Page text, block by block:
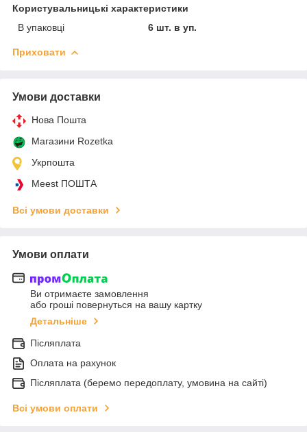
Користувальницькі характеристики
В упаковці
6 шт. в уп.
Приховати
Умови доставки
Нова Пошта
Магазини Rozetka
Укрпошта
Meest ПОШТА
Всі умови доставки
Умови оплати
Ви отримаєте замовлення
або гроші повернуться на вашу картку
Детальніше
Післяплата
Оплата на рахунок
Післяплата (беремо передоплату, умовина на сайті)
Всі умови оплати